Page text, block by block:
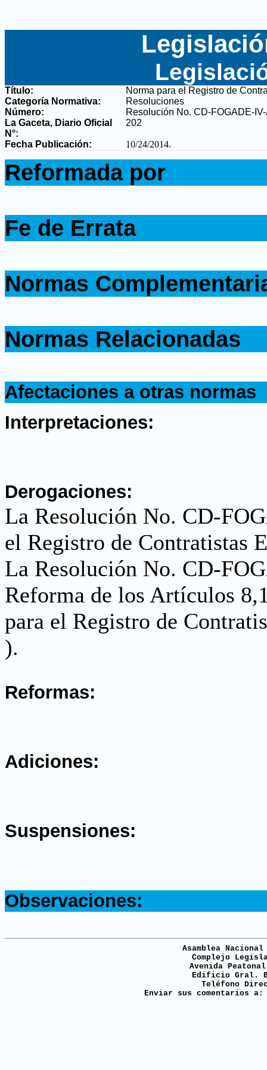
Título:
Norma para el Registro de
Categoría Normativa:
Resoluciones
Número:
Resolución No. CD-FOGADE-
La Gaceta, Diario Oficial
N°:
202
Fecha Publicación: 10/24/2014.
Reformada por
Fe de Errata
Normas
Normas Relacionadas
Afectaciones a otras normas
Interpretaciones:
Derogaciones:
La Resolución No. CD-
el Registro de Contratistas
La Resolución No. CD-
Reforma de los Artículos
para el Registro de
).
Reformas:
Adiciones:
Suspensiones:
Observaciones:
Asamblea
Complejo
Avenida
Edificio Gral.
Teléfono
Enviar sus comentarios